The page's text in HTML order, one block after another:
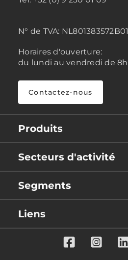
N° de TVA: NL801383572B01
Horaires d'ouverture:
du lundi au vendredi de
Contactez-nous
Produits
Secteurs d'activité
Segments
Liens